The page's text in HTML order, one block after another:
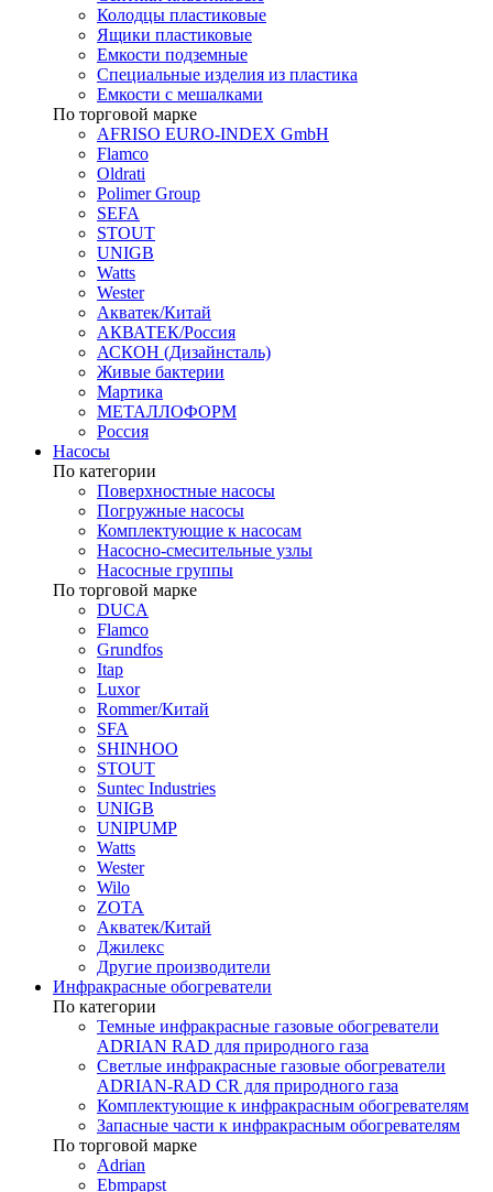
Колодцы пластиковые
Ящики пластиковые
Емкости подземные
Специальные изделия из пластика
Емкости с мешалками
По торговой марке
AFRISO EURO-INDEX GmbH
Flamco
Oldrati
Polimer Group
SEFA
STOUT
UNIGB
Watts
Wester
Акватек/Китай
АКВАТЕК/Россия
АСКОН (Дизайнсталь)
Живые бактерии
Мартика
МЕТАЛЛОФОРМ
Россия
Насосы
По категории
Поверхностные насосы
Погружные насосы
Комплектующие к насосам
Насосно-смесительные узлы
Насосные группы
По торговой марке
DUCA
Flamco
Grundfos
Itap
Luxor
Rommer/Китай
SFA
SHINHOO
STOUT
Suntec Industries
UNIGB
UNIPUMP
Watts
Wester
Wilo
ZOTA
Акватек/Китай
Джилекс
Другие производители
Инфракрасные обогреватели
По категории
Темные инфракрасные газовые обогреватели
ADRIAN RAD для природного газа
Светлые инфракрасные газовые обогреватели
ADRIAN-RAD CR для природного газа
Комплектующие к инфракрасным обогревателям
Запасные части к инфракрасным обогревателям
По торговой марке
Adrian
Ebmpapst